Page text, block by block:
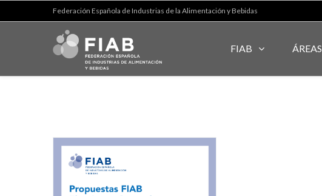
Federación Española de Industrias de la Alimentación y Bebidas
FIAB ÁREAS